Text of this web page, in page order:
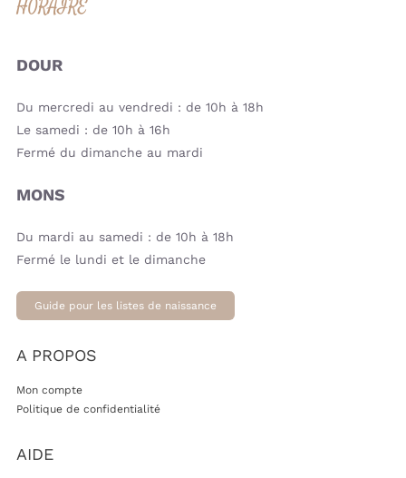
HORAIRE
DOUR
Du mercredi au vendredi : de 10h à 18h
Le samedi : de 10h à 16h
Fermé du dimanche au mardi
MONS
Du mardi au samedi : de 10h à 18h
Fermé le lundi et le dimanche
Guide pour les listes de naissance
A PROPOS
Mon compte
Politique de confidentialité
AIDE